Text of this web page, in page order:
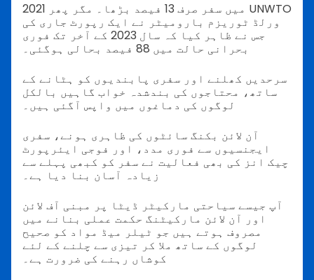
2021 میں سفر صرف 13 فیصد بڑھا۔ مگر پھر UNWTO
ورلڈ ٹوریزم بارومیٹر نے ایک رپورٹ جاری کی
جس نے ظاہر کیا کہ سال 2023 کے آخر تک فوری
بحرانی حالت میں 88 فیصد بحالی ہوگئی۔
سرحدیں کھلنے اور سفری پابندیوں کو ہٹانے کے
ساتھ، محتاجوں کی بندشدہ خواب گاہیں بالکل
لوگوں کی دماغوں میں واپس آگئی ہیں۔
آن لائن بکنگ سائٹوں کی ظاہری ہونے، سفری
ایجنسیوں سے فوری مدد، اور فوجی ایئرپورٹ
چیک انز کی بھی فعالیت نے سفر کو کبھی پہلے سے
زیادہ آسان بنا دیا ہے۔
آپ جیسے سیاحتی مارکیٹر ڈیٹا پر مبنی آف لائن
اور آن لائن مارکیٹنگ حکمت عملی بنانے میں
مصروف ہوتے ہیں جو ٹیلر میڈ مواد کو صحیح
لوگوں کے ساتھ ملا کر تیزی سے چلنے کے لئے
کوشاں رہنے کی ضرورت ہے۔